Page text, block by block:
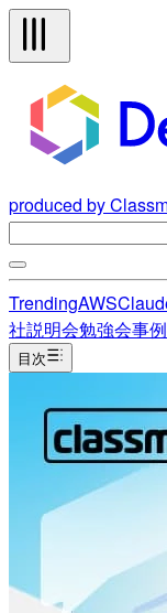
produced by
TrendingAWS
社説明会勉強会事例
目次